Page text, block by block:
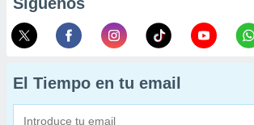
El Tiempo en tu email